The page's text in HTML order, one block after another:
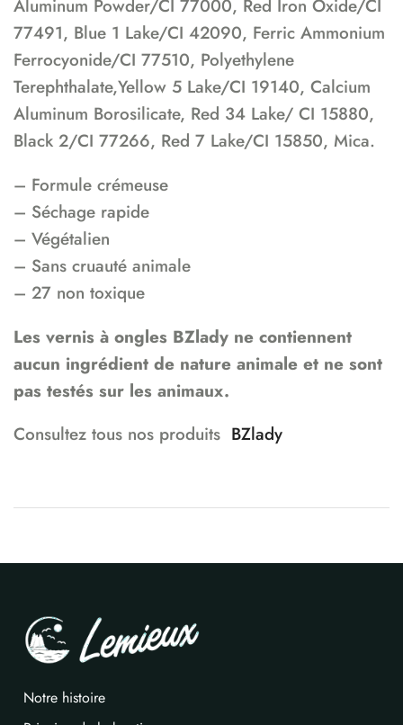
Aluminum Powder/CI 77000, Red Iron Oxide/CI
77491, Blue 1 Lake/CI 42090, Ferric Ammonium
Ferrocyonide/CI 77510, Polyethylene
Terephthalate,Yellow 5 Lake/CI 19140, Calcium
Aluminum Borosilicate, Red 34 Lake/ CI 15880,
Black 2/CI 77266, Red 7 Lake/CI 15850, Mica.
– Formule crémeuse
– Séchage rapide
– Végétalien
– Sans cruauté animale
– 27 non toxique
Les vernis à ongles BZlady ne contiennent
aucun ingrédient de nature animale et ne sont
pas testés sur les animaux.
Consultez tous nos produits BZlady
Notre histoire